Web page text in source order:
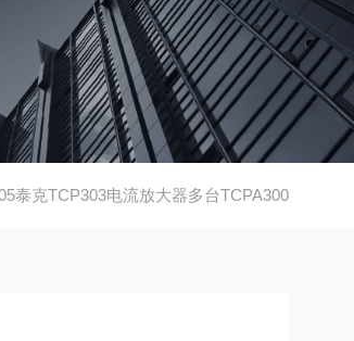
泰克TCP303电流放大器多台TCPA300